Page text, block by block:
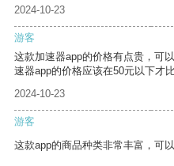
2024-10-23
游客
这款加速器app的价格有点贵，可
速器app的价格应该在50元以下才比
2024-10-23
游客
这款app的商品种类非常丰富，可